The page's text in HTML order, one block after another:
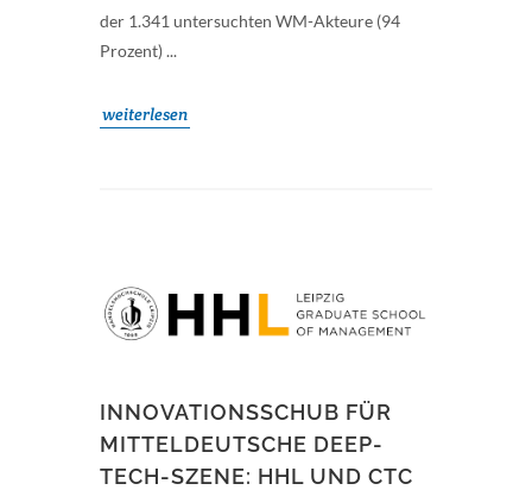
der 1.341 untersuchten WM-Akteure (94
Prozent) ...
weiterlesen
INNOVATIONSSCHUB FÜR
MITTELDEUTSCHE DEEP-
TECH-SZENE: HHL UND CTC